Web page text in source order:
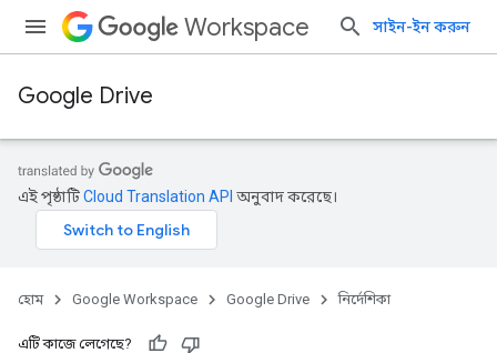
Workspace সাইন-ইন করুন
Google Drive
এই পৃষ্ঠাটিCloud Translation API অনুবাদ করেছে।
হোম Google Workspace Google Drive নির্দেশিকা
এটি কাজে লেগেছে?